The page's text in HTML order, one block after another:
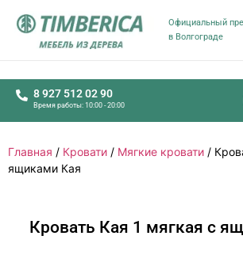
Официальный
в Волгограде
8 927 512 02 90
Время работы: 10:00 - 20:00
Главная / Кровати / Мягкие кровати /
ящиками Кая
Кровать Кая 1 мягкая с